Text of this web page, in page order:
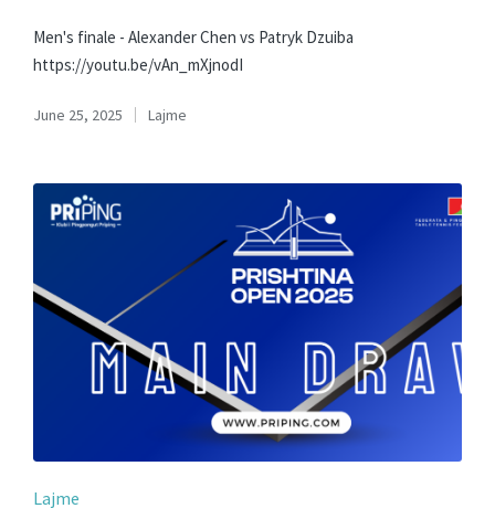
Men's finale - Alexander Chen vs Patryk Dzuiba
https://youtu.be/vAn_mXjnodI
June 25, 2025
Posted
Lajme
Posted
Lajme